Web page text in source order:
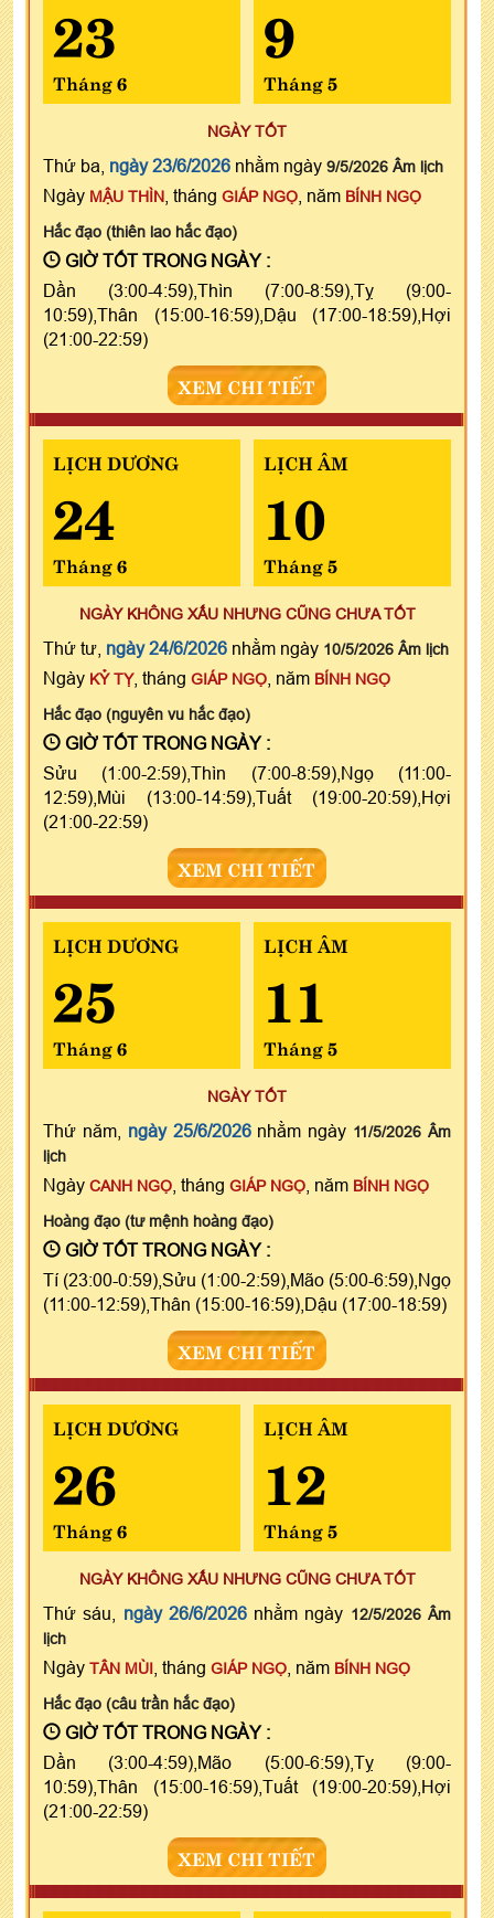
23
Tháng 6
9
Tháng 5
NGÀY TỐT
Thứ ba, ngày 23/6/2026 nhằm ngày 9/5/2026 Âm lịch
Ngày MẬU THÌN , tháng GIÁP NGỌ , năm BÍNH NGỌ
Hắc đạo (thiên lao hắc đạo)
GIỜ TỐT TRONG NGÀY :
Dần (3:00-4:59),Thìn (7:00-8:59),Tỵ (9:00-
10:59),Thân (15:00-16:59),Dậu (17:00-18:59),Hợi
(21:00-22:59)
XEM CHI TIẾT
LỊCH DƯƠNG
24
Tháng 6
LỊCH ÂM
10
Tháng 5
NGÀY KHÔNG XẤU NHƯNG CŨNG CHƯA TỐT
Thứ tư, ngày 24/6/2026 nhằm ngày 10/5/2026 Âm lịch
Ngày KỶ TỴ, tháng GIÁP NGỌ , năm BÍNH NGỌ
Hắc đạo (nguyên vu hắc đạo)
GIỜ TỐT TRONG NGÀY :
Sửu (1:00-2:59),Thìn (7:00-8:59),Ngọ (11:00-
12:59),Mùi (13:00-14:59),Tuất (19:00-20:59),Hợi
(21:00-22:59)
XEM CHI TIẾT
LỊCH DƯƠNG
25
Tháng 6
LỊCH ÂM
11
Tháng 5
NGÀY TỐT
Thứ năm, ngày 25/6/2026nhằm ngày 11/5/2026 Âm
lịch
Ngày CANH NGỌ , tháng GIÁP NGỌ , năm BÍNH NGỌ
Hoàng đạo (tư mệnh hoàng đạo)
GIỜ TỐT TRONG NGÀY :
Tí (23:00-0:59),Sửu (1:00-2:59),Mão (5:00-6:59),Ngọ
(11:00-12:59),Thân (15:00-16:59),Dậu (17:00-18:59)
XEM CHI TIẾT
LỊCH DƯƠNG
26
Tháng 6
LỊCH ÂM
12
Tháng 5
NGÀY KHÔNG XẤU NHƯNG CŨNG CHƯA TỐT
Thứ sáu, ngày 26/6/2026nhằm ngày 12/5/2026 Âm
lịch
Ngày TÂN MÙI , tháng GIÁP NGỌ , năm BÍNH NGỌ
Hắc đạo (câu trần hắc đạo)
GIỜ TỐT TRONG NGÀY :
Dần (3:00-4:59),Mão (5:00-6:59),Tỵ (9:00-
10:59),Thân (15:00-16:59),Tuất (19:00-20:59),Hợi
(21:00-22:59)
XEM CHI TIẾT